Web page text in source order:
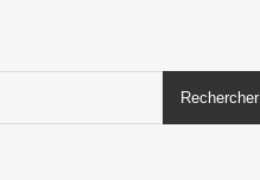
Rechercher